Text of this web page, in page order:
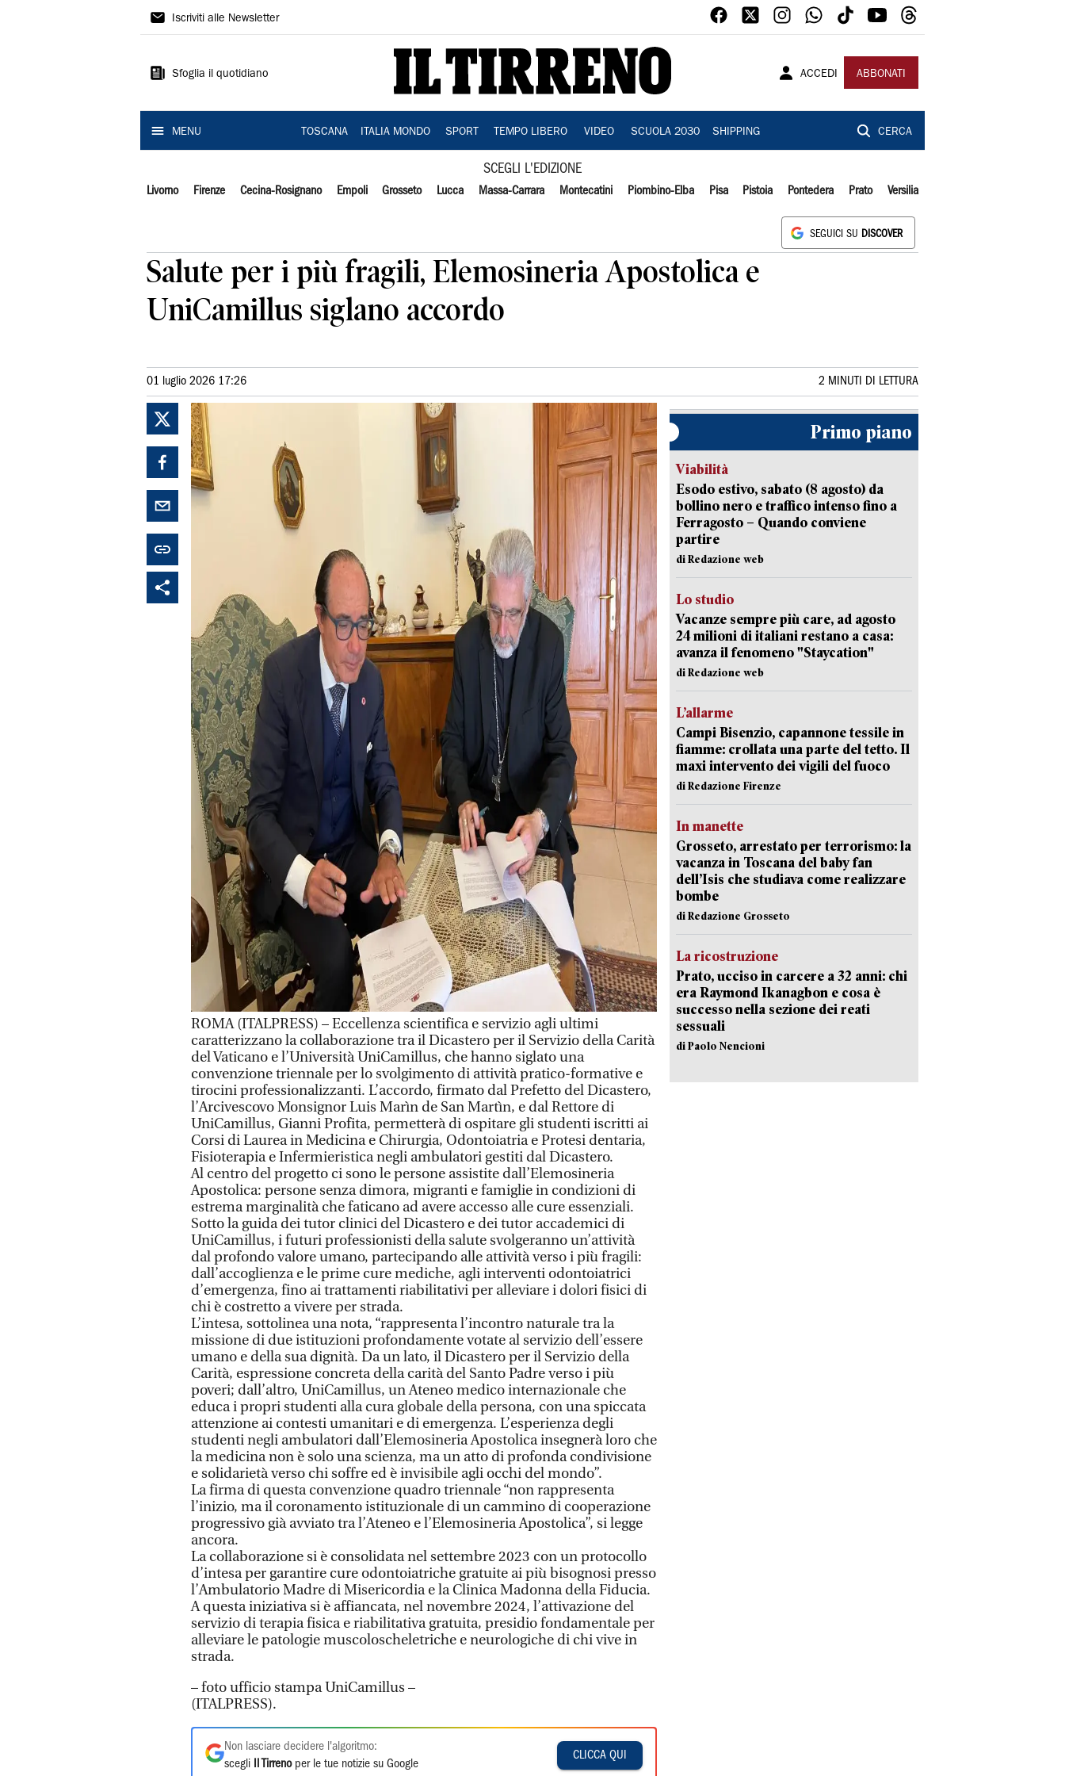
Il
Iscriviti alle Newsletter
Sfoglia il quotidiano ACCEDI ABBONATI
MENU TOSCANA ITALIA MONDO SPORT TEMPO LIBERO VIDEO SCUOLA 2030 SHIPPING CERCA
SCEGLI L'EDIZIONE
Livorno Firenze Cecina-Rosignano Empoli Grosseto Lucca Massa-Carrara Montecatini Piombino-Elba Pisa Pistoia Pontedera Prato Versilia
SEGUICI SU DISCOVER
Salute per i più fragili, Elemosineria Apostolica e
UniCamillus siglano accordo
01 luglio 2026 17:26 2 MINUTI DI LETTURA
ROMA (ITALPRESS) – Eccellenza scientifica e servizio agli ultimi
caratterizzano la collaborazione tra il Dicastero per il Servizio della Carità
del Vaticano e l’Università UniCamillus, che hanno siglato una
convenzione triennale per lo svolgimento di attività pratico-formative e
tirocini professionalizzanti. L’accordo, firmato dal Prefetto del Dicastero,
l’Arcivescovo Monsignor Luis Marìn de San Martìn, e dal Rettore di
UniCamillus, Gianni Profita, permetterà di ospitare gli studenti iscritti ai
Corsi di Laurea in Medicina e Chirurgia, Odontoiatria e Protesi dentaria,
Fisioterapia e Infermieristica negli ambulatori gestiti dal Dicastero.
Al centro del progetto ci sono le persone assistite dall’Elemosineria
Apostolica: persone senza dimora, migranti e famiglie in condizioni di
estrema marginalità che faticano ad avere accesso alle cure essenziali.
Sotto la guida dei tutor clinici del Dicastero e dei tutor accademici di
UniCamillus, i futuri professionisti della salute svolgeranno un’attività
dal profondo valore umano, partecipando alle attività verso i più fragili:
dall’accoglienza e le prime cure mediche, agli interventi odontoiatrici
d’emergenza, fino ai trattamenti riabilitativi per alleviare i dolori fisici di
chi è costretto a vivere per strada.
L’intesa, sottolinea una nota, “rappresenta l’incontro naturale tra la
missione di due istituzioni profondamente votate al servizio dell’essere
umano e della sua dignità. Da un lato, il Dicastero per il Servizio della
Carità, espressione concreta della carità del Santo Padre verso i più
poveri; dall’altro, UniCamillus, un Ateneo medico internazionale che
educa i propri studenti alla cura globale della persona, con una spiccata
attenzione ai contesti umanitari e di emergenza. L’esperienza degli
studenti negli ambulatori dall’Elemosineria Apostolica insegnerà loro che
la medicina non è solo una scienza, ma un atto di profonda condivisione
e solidarietà verso chi soffre ed è invisibile agli occhi del mondo”.
La firma di questa convenzione quadro triennale “non rappresenta
l’inizio, ma il coronamento istituzionale di un cammino di cooperazione
progressivo già avviato tra l’Ateneo e l’Elemosineria Apostolica”, si legge
ancora.
La collaborazione si è consolidata nel settembre 2023 con un protocollo
d’intesa per garantire cure odontoiatriche gratuite ai più bisognosi presso
l’Ambulatorio Madre di Misericordia e la Clinica Madonna della Fiducia.
A questa iniziativa si è affiancata, nel novembre 2024, l’attivazione del
servizio di terapia fisica e riabilitativa gratuita, presidio fondamentale per
alleviare le patologie muscoloscheletriche e neurologiche di chi vive in
strada.
– foto ufficio stampa UniCamillus –
(ITALPRESS).
Non lasciare decidere l'algoritmo:
scegli
Il Tirrenoper le tue notizie su Google
CLICCA QUI
Primo piano
Viabilità
Esodo estivo, sabato (8 agosto) da
bollino nero e traffico intenso fino a
Ferragosto – Quando conviene
partire
di Redazione web
Lo studio
Vacanze sempre più care, ad agosto
24 milioni di italiani restano a casa:
avanza il fenomeno "Staycation"
di Redazione web
L’allarme
Campi Bisenzio, capannone tessile in
fiamme: crollata una parte del tetto. Il
maxi intervento dei vigili del fuoco
di Redazione Firenze
In manette
Grosseto, arrestato per terrorismo: la
vacanza in Toscana del baby fan
dell’Isis che studiava come realizzare
bombe
di Redazione Grosseto
La ricostruzione
Prato, ucciso in carcere a 32 anni: chi
era Raymond Ikanagbon e cosa è
successo nella sezione dei reati
sessuali
di Paolo Nencioni